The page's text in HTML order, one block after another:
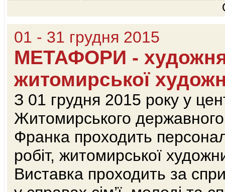
01 - 31 грудня 2015
МЕТАФОРИ - художня
житомирської
З 01 грудня 2015 року у
Житомирського державного
Франка проходить
робіт, житомирської
Виставка проходить за